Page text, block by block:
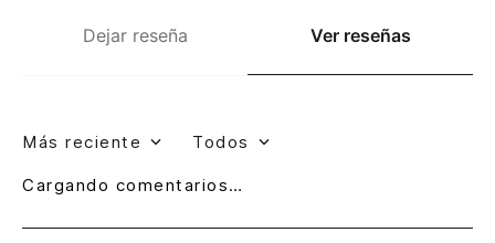
Dejar reseña Ver reseñas
Más reciente Todos
Cargando comentarios…